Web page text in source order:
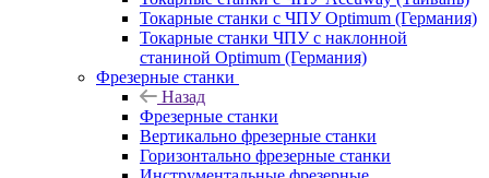
Токарные станки с ЧПУ Optimum (Германия)
Токарные станки ЧПУ с наклонной
станиной Optimum (Германия)
Фрезерные станки
Назад
Фрезерные станки
Вертикально фрезерные станки
Горизонтально фрезерные станки